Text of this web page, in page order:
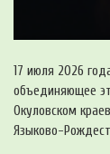
17 июля 2026
объединяющее
Окуловском
Языково-